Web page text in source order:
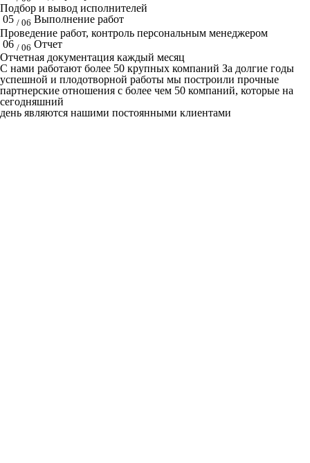
Подбор и вывод исполнителей
05 / 06 Выполнение работ
Проведение работ, контроль персональным менеджером
06 / 06 Отчет
Отчетная документация каждый месяц
C нами работают более 50 крупных компаний За долгие годы
успешной и плодотворной работы мы построили прочные
партнерские отношения с более чем 50 компаний, которые на
сегодняшний
день являются нашими постоянными клиентами